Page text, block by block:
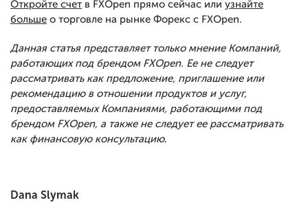
Откройте счет в FXOpen прямо сейчас или узнайте
больше о торговле на рынке Форекс с FXOpen.
Данная статья представляет только мнение Компаний,
работающих под брендом FXOpen. Ее не следует
рассматривать как предложение, приглашение или
рекомендацию в отношении продуктов и услуг,
предоставляемых Компаниями, работающими под
брендом FXOpen, а также не следует ее рассматривать
как финансовую консультацию.
Dana Slymak